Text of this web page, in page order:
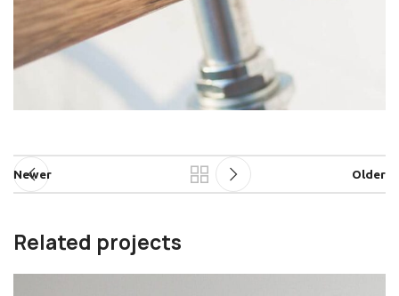
Newer Older
Related projects